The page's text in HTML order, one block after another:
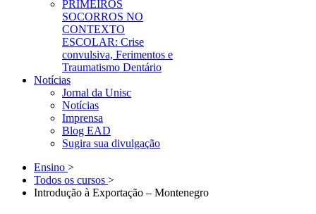
PRIMEIROS
SOCORROS NO
CONTEXTO
ESCOLAR: Crise
convulsiva, Ferimentos e
Traumatismo Dentário
Notícias
Jornal da Unisc
Notícias
Imprensa
Blog EAD
Sugira sua divulgação
Ensino >
Todos os cursos >
Introdução à Exportação – Montenegro